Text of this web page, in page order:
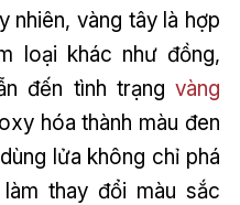
nhiên, vàng tây là hợp
loại khác như đồng,
đến tình trạngvàng
hóa thành màu đen
lửa không chỉ phá
thay đổi màu sắc